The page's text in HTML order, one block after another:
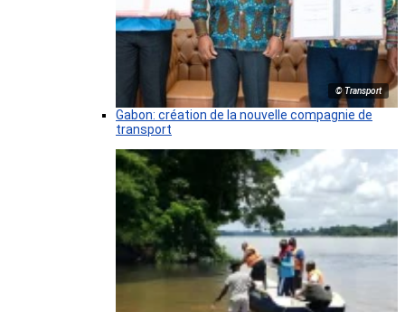
© Transport
Gabon: création de la nouvelle compagnie de
transport